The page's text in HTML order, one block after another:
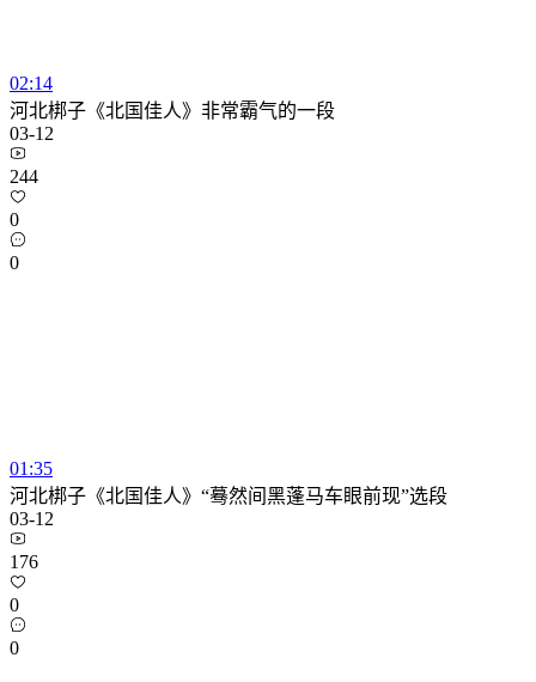
02:14
河北梆子《北国佳人》非常霸气的一段
03-12
244
0
0
01:35
河北梆子《北国佳人》“蓦然间黑蓬马车眼前现”选段
03-12
176
0
0